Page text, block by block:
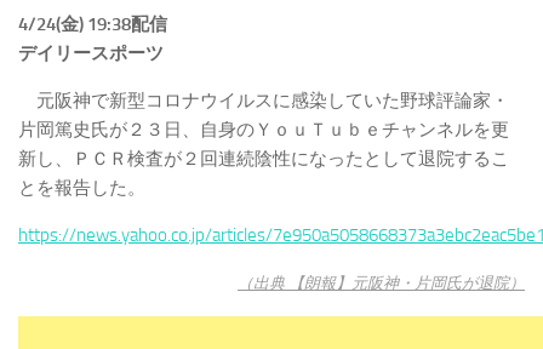
4/24(金) 19:38配信
デイリースポーツ
元阪神で新型コロナウイルスに感染していた野球評論家・
片岡篤史氏が２３日、自身のＹｏｕＴｕｂｅチャンネルを更
新し、ＰＣＲ検査が２回連続陰性になったとして退院するこ
とを報告した。
https://news.yahoo.co.jp/articles/
（出典 【朗報】元阪神・片岡氏が退院）